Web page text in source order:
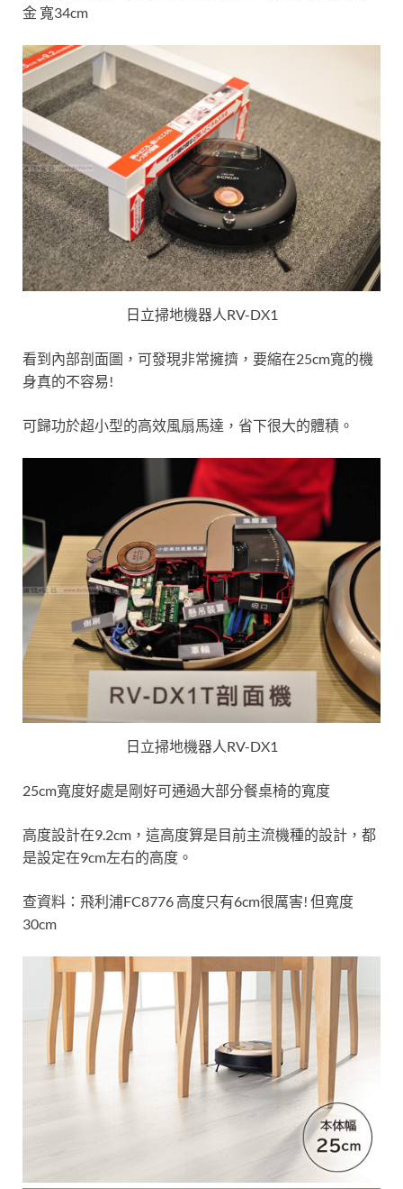
金 寬34cm
日立掃地機器人RV-DX1
看到內部剖面圖，可發現非常擁擠，要縮在25cm寬的機
身真的不容易!
可歸功於超小型的高效風扇馬達，省下很大的體積。
日立掃地機器人RV-DX1
25cm寬度好處是剛好可通過大部分餐桌椅的寬度
高度設計在9.2cm，這高度算是目前主流機種的設計，都
是設定在9cm左右的高度。
查資料：飛利浦FC8776 高度只有6cm很厲害! 但寬度
30cm